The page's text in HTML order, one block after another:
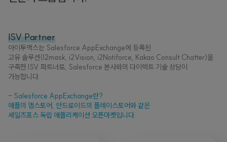
ISV Partner
아이투맥스는 Salesforce AppExchange에 등록된
고유 솔루션(I2mask, i2Vision, i2Notiforce, Kakao Consult Chatter)을
구축한 ISV 파트너로, Salesforce 본사와의 다이렉트 기술 상담이
가능합니다.
- Salesforce AppExchange란?
애플의 앱스토어, 안드로이드의 플레이스토어와 같은
세일즈포스 독립 애플리케이션 오픈마켓입니다.